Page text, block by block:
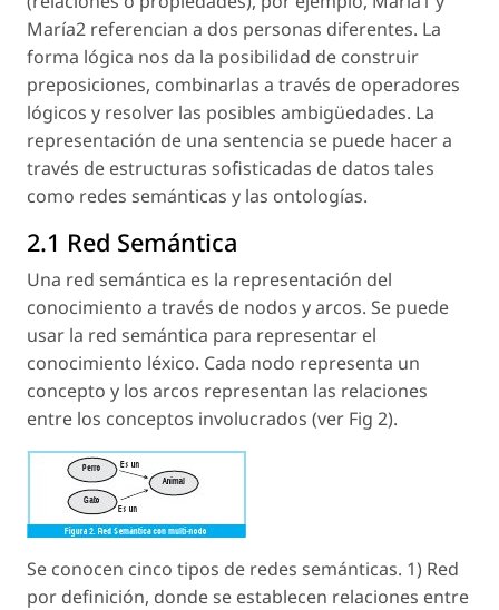
María2 referencian a dos personas diferentes. La
forma lógica nos da la posibilidad de construir
preposiciones, combinarlas a través de operadores
lógicos y resolver las posibles ambigüedades. La
representación de una sentencia se puede hacer a
través de estructuras sofisticadas de datos tales
como redes semánticas y las ontologías.
2.1 Red Semántica
Una red semántica es la representación del
conocimiento a través de nodos y arcos. Se puede
usar la red semántica para representar el
conocimiento léxico. Cada nodo representa un
concepto y los arcos representan las relaciones
entre los conceptos involucrados (ver Fig 2).
Se conocen cinco tipos de redes semánticas. 1) Red
por definición, donde se establecen relaciones entre